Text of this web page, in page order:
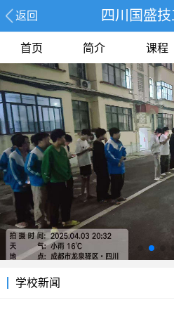
返回 四川国盛
首页 简介 课程
学校新闻